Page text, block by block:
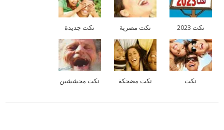
نكت 2023 نكت مصرية نكت جديدة
نكت نكت مضحكة نكت محششين